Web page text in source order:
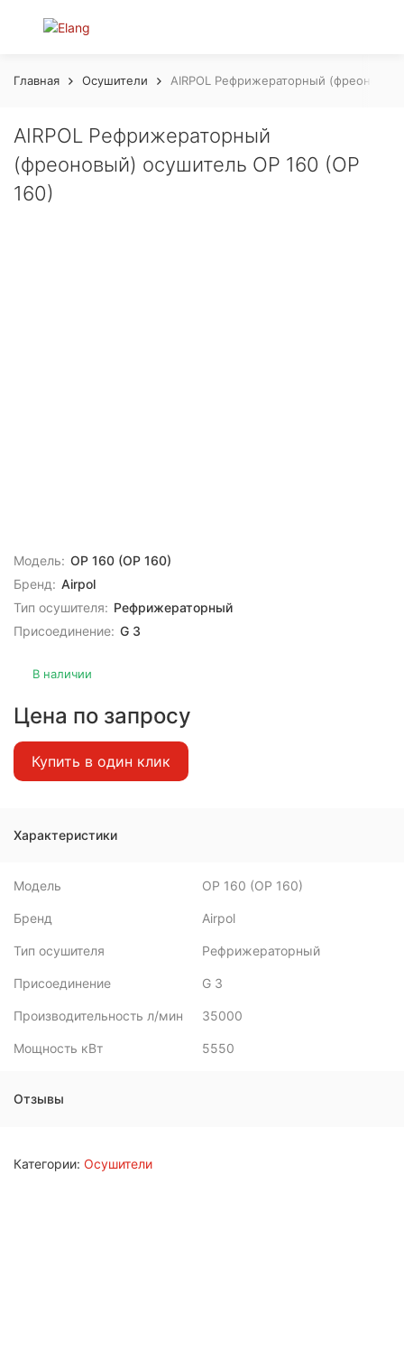
Главная Осушители AIRPOL Рефрижераторный
AIRPOL Рефрижераторный
(фреоновый) осушитель OP 160 (OP
160)
Модель: OP 160 (OP 160)
Бренд: Airpol
Тип осушителя: Рефрижераторный
Присоединение: G 3
В наличии
Цена по запросу
Купить в один клик
Характеристики
Модель OP 160 (OP 160)
Бренд Airpol
Тип осушителя Рефрижераторный
Присоединение G 3
Производительность л/мин 35000
Мощность кВт 5550
Отзывы
Категории: Осушители